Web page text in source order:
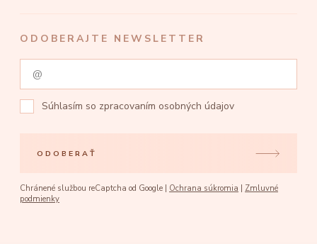
ODOBERAJTE NEWSLETTER
Súhlasím so zpracovaním osobných údajov
ODOBERAŤ
Chránené službou reCaptcha od Google | Ochrana súkromia
Zmluvné
podmienky